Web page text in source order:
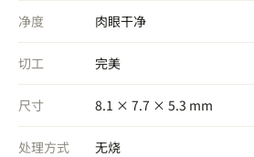
净度 肉眼干净
切工 完美
尺寸 8.1 × 7.7 × 5.3 mm
处理方式 无烧